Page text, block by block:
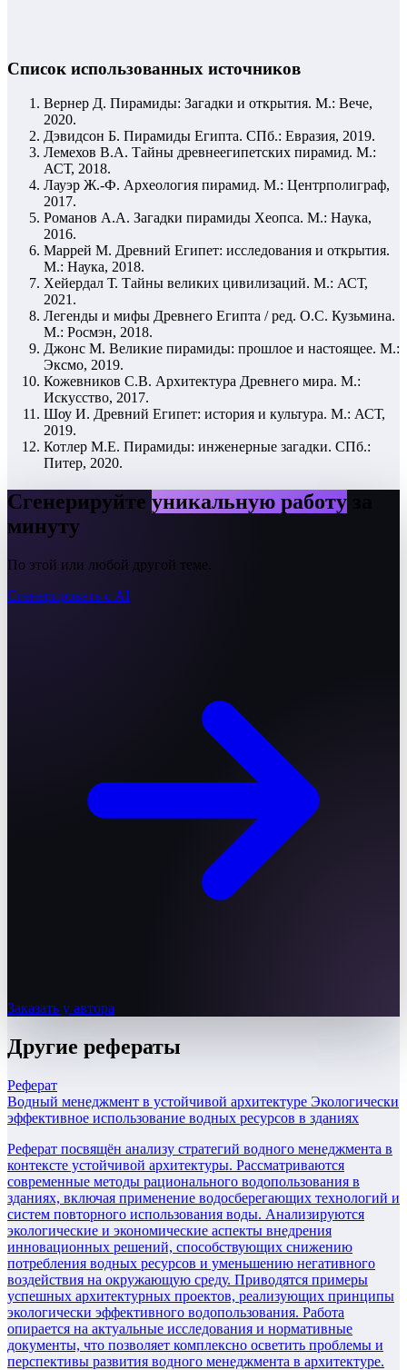
Список использованных источников
Вернер Д. Пирамиды: Загадки и открытия. М.: Вече,
2020.
Дэвидсон Б. Пирамиды Египта. СПб.: Евразия, 2019.
Лемехов В.А. Тайны древнеегипетских пирамид. М.:
АСТ, 2018.
Лауэр Ж.-Ф. Археология пирамид. М.: Центрполиграф,
2017.
Романов А.А. Загадки пирамиды Хеопса. М.: Наука,
2016.
Маррей М. Древний Египет: исследования и открытия.
М.: Наука, 2018.
Хейердал Т. Тайны великих цивилизаций. М.: АСТ,
2021.
Легенды и мифы Древнего Египта / ред. О.С. Кузьмина.
М.: Росмэн, 2018.
Джонс М. Великие пирамиды: прошлое и настоящее. М.:
Эксмо, 2019.
Кожевников С.В. Архитектура Древнего мира. М.:
Искусство, 2017.
Шоу И. Древний Египет: история и культура. М.: АСТ,
2019.
Котлер М.Е. Пирамиды: инженерные загадки. СПб.:
Питер, 2020.
Сгенерируйте уникальную работу
минуту
По этой или любой другой теме.
Сгенерировать с AI
Заказать у автора
Другие рефераты
Реферат
Водный менеджмент в устойчивой архитектуре Экологически
эффективное использование водных ресурсов в зданиях
Реферат посвящён анализу стратегий водного менеджмента в
контексте устойчивой архитектуры. Рассматриваются
современные методы рационального водопользования в
зданиях, включая применение водосберегающих технологий и
систем повторного использования воды. Анализируются
экологические и экономические аспекты внедрения
инновационных решений, способствующих снижению
потребления водных ресурсов и уменьшению негативного
воздействия на окружающую среду. Приводятся примеры
успешных архитектурных проектов, реализующих принципы
экологически эффективного водопользования. Работа
опирается на актуальные исследования и нормативные
документы, что позволяет комплексно осветить проблемы и
перспективы развития водного менеджмента в архитектуре.